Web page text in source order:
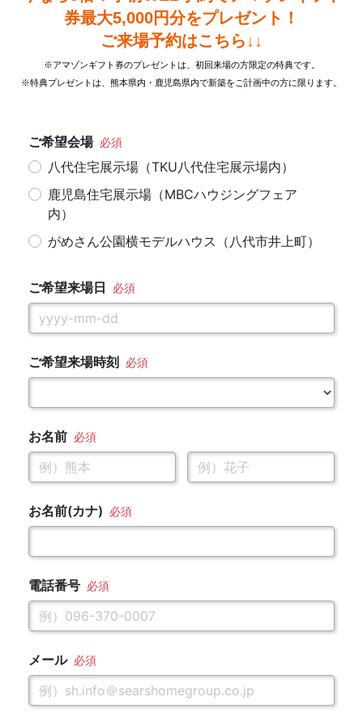
券最大5,000円分をプレゼント！
ご来場予約はこちら↓↓
※アマゾンギフト券のプレゼントは、初回来場の方限定の特典です。
※特典プレゼントは、熊本県内・鹿児島県内で新築をご計画中の方に限ります。